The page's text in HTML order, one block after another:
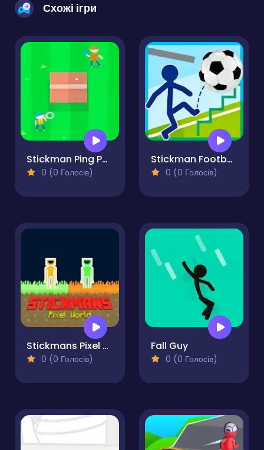
Схожі ігри
Stickman Ping Pong 2
0 (0 Голосів)
Stickman Football
0 (0 Голосів)
Stickmans Pixel World
0 (0 Голосів)
Fall Guy
0 (0 Голосів)